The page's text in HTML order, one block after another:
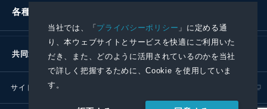
当社では、「プライバシーポリシー 」に定める通
り、本ウェブサイトとサービスを快適にご利用いた
だき、また、どのように活用されているのかを当社
で詳しく把握するために、Cookie を使用していま
す。
各種お問い合わせ
共同通信社グループ
サイトポリシー